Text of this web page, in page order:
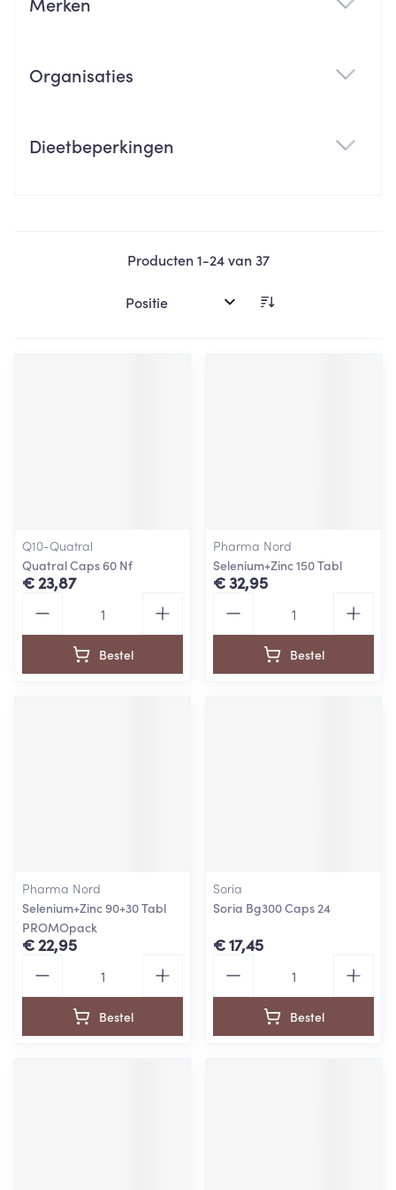
Organisaties
Dieetbeperkingen
Producten1-24van37
Sorteer op:
Q10-Quatral
Quatral Caps 60 Nf
€ 23,87
Bestel
Pharma Nord
Selenium+Zinc 150 Tabl
€ 32,95
Bestel
Pharma Nord
Selenium+Zinc 90+30 Tabl
PROMOpack
€ 22,95
Bestel
Soria
Soria Bg300 Caps 24
€ 17,45
Bestel